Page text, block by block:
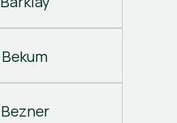
Bekum
Bezner